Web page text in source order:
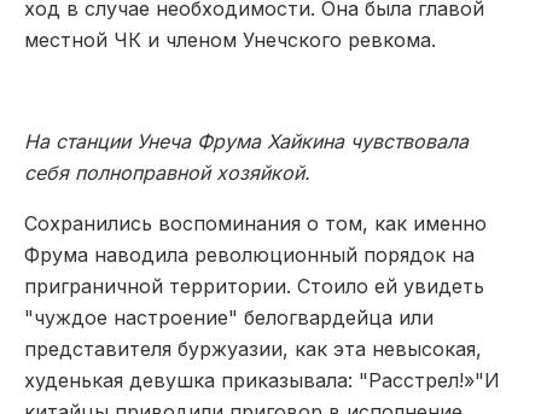
ход в случае необходимости. Она была главой
местной ЧК и членом Унечского ревкома.
На станции Унеча Фрума Хайкина чувствовала
себя полноправной хозяйкой.
Сохранились воспоминания о том, как именно
Фрума наводила революционный порядок на
приграничной территории. Стоило ей увидеть
"чуждое настроение" белогвардейца или
представителя буржуазии, как эта невысокая,
худенькая девушка приказывала: "Расстрел!»"И